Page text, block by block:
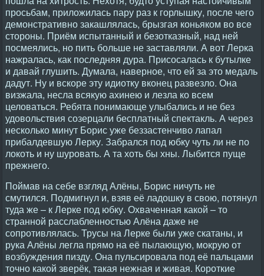
просьбам, приложилась пару раз к горлышку, после чего
демонстративно закашлялась, брызгая коньяком во все
стороны. Приём испытанный и безотказный, над ней
посмеялись, но пить больше не заставляли. А вот Лерка
нажралась, как последняя дура. Присосалась к бутылке
и давай глушить. Думала, наверное, что ей за это медаль
дадут. Ну и вскоре эту идиотку вконец развезло. Она
визжала, несла всякую ахинею и лезла ко всем
целоваться. Ребята понимающе улыбались и не без
удовольствия созерцали бесплатный спектакль. А через
несколько минут Борис уже беззастенчиво лапал
прибалдевшую Лерку. Забрался под юбку чуть ли не по
локоть и ну шуровать. А та хоть бы хны. Лыбится пуще
прежнего.
Поймав на себе взгляд Алёны, Борис ничуть не
смутился. Подмигнул и, взяв её ладошку в свою, потянул
туда же – к Лерке под юбку. Охваченная какой – то
странной расслабленностью Алёна даже не
сопротивлялась. Трусы на Лерке были уже скатаны, и
рука Алёны легла прямо на её пылающую, мокрую от
возбуждения пизду. Она пульсировала под её пальцами
точно какой зверёк, такая нежная и живая. Короткие